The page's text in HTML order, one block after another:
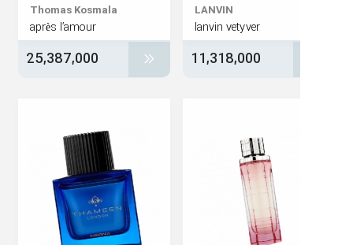
lanvin vetyver
11,318,000
Thomas Kosmala
après l’amour
25,387,000